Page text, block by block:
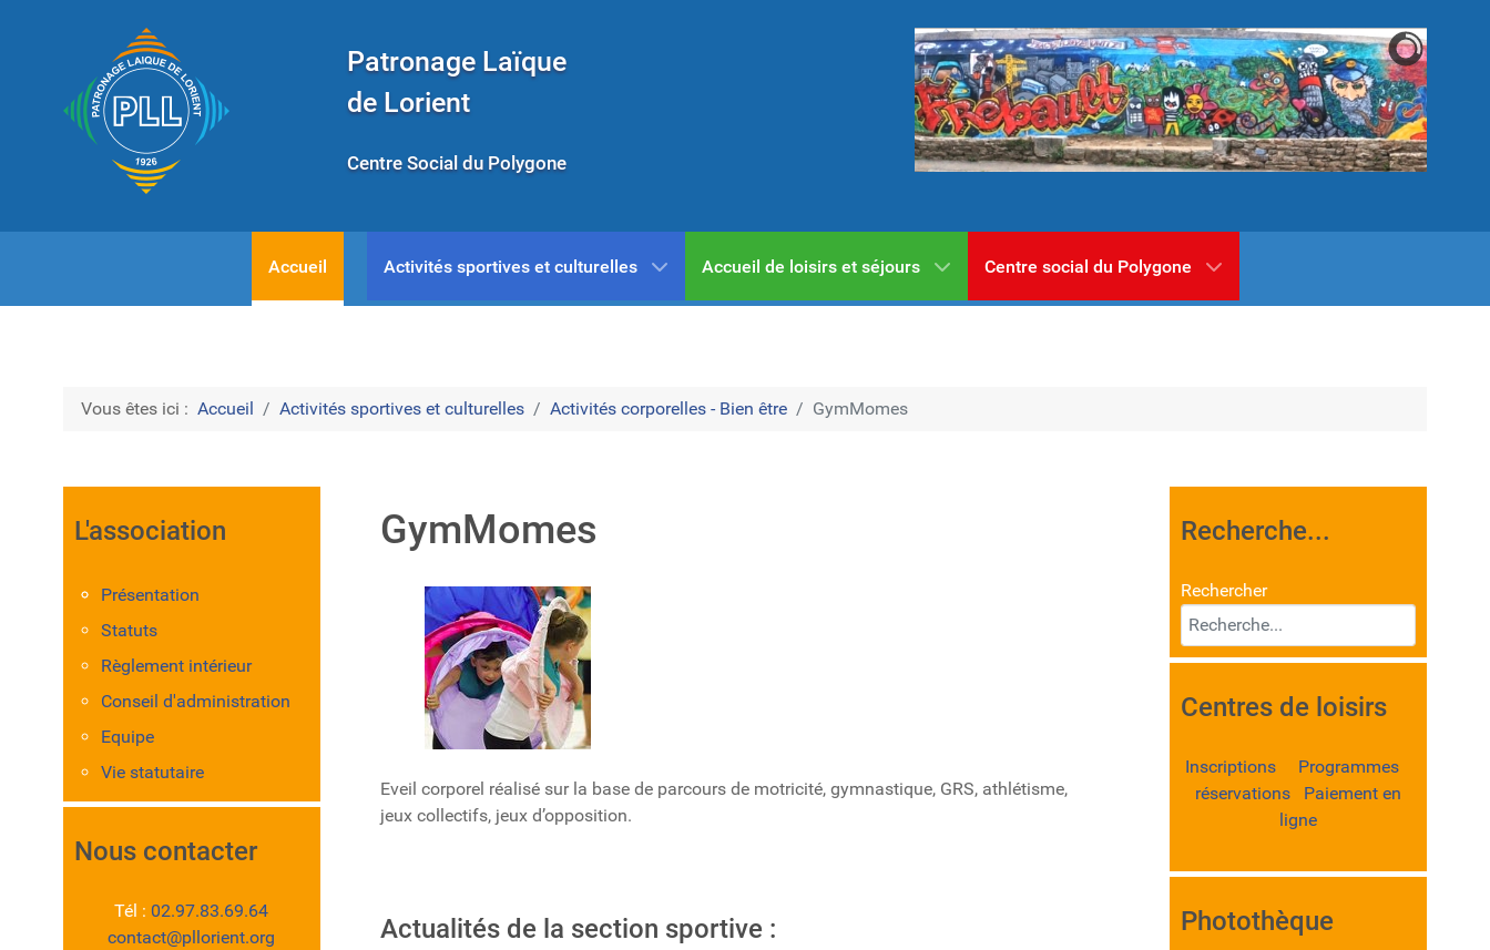
Patronage Laïque
de Lorient
Centre Social du Polygone
Accueil Activités sportives et culturelles Accueil de loisirs et séjours Centre social du Polygone
Vous êtes ici : Accueil Activités sportives et culturelles Activités corporelles - Bien être GymMomes
L'association
Présentation
Statuts
Règlement intérieur
Conseil d'administration
Equipe
Vie statutaire
Nous contacter
Tél : 02.97.83.69.64
contact@pllorient.org
GymMomes
Eveil corporel réalisé sur la base de parcours de motricité, gymnastique, GRS, athlétisme,
jeux collectifs, jeux d’opposition.
Actualités de la section sportive :
Recherche...
Rechercher
Centres de loisirs
Inscriptions Programmes
réservations Paiement en
ligne
Photothèque